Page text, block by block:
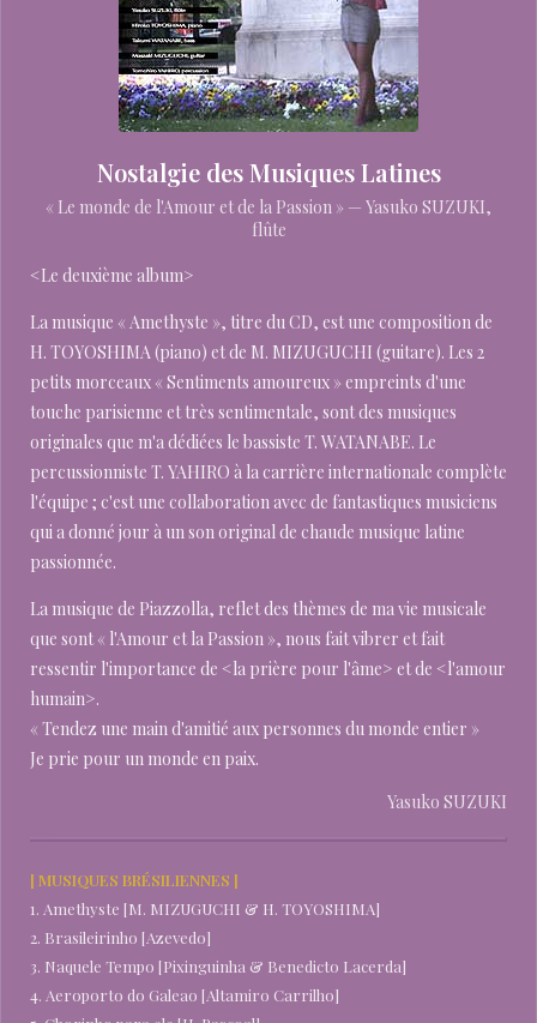
Nostalgie des Musiques Latines
« Le monde de l'Amour et de la Passion » — Yasuko SUZUKI,
flûte
<Le deuxième album>
La musique « Amethyste », titre du CD, est une composition de
H. TOYOSHIMA (piano) et de M. MIZUGUCHI (guitare). Les 2
petits morceaux « Sentiments amoureux » empreints d'une
touche parisienne et très sentimentale, sont des musiques
originales que m'a dédiées le bassiste T. WATANABE. Le
percussionniste T. YAHIRO à la carrière internationale complète
l'équipe ; c'est une collaboration avec de fantastiques musiciens
qui a donné jour à un son original de chaude musique latine
passionnée.
La musique de Piazzolla, reflet des thèmes de ma vie musicale
que sont « l'Amour et la Passion », nous fait vibrer et fait
ressentir l'importance de <la prière pour l'âme> et de <l'amour
humain>.
« Tendez une main d'amitié aux personnes du monde entier »
Je prie pour un monde en paix.
Yasuko SUZUKI
[ MUSIQUES BRÉSILIENNES ]
1. Amethyste [M. MIZUGUCHI & H. TOYOSHIMA]
2. Brasileirinho [Azevedo]
3. Naquele Tempo [Pixinguinha & Benedicto Lacerda]
4. Aeroporto do Galeao [Altamiro Carrilho]